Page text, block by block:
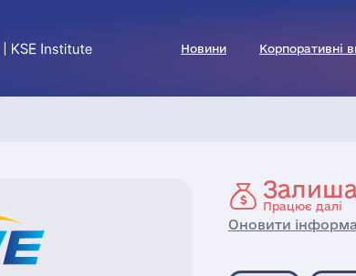
Новини Корпоративні
Працює далі
Оновити